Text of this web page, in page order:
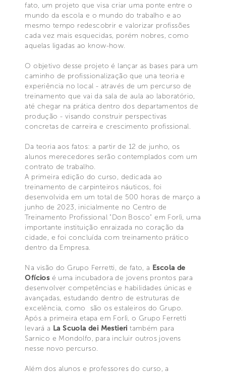
fato, um projeto que visa criar uma ponte entre o
mundo da escola e o mundo do trabalho e ao
mesmo tempo redescobrir e valorizar profissões
cada vez mais esquecidas, porém nobres, como
aquelas ligadas ao know-how.
O objetivo desse projeto é lançar as bases para um
caminho de profissionalização que una teoria e
experiência no local - através de um percurso de
treinamento que vai da sala de aula ao laboratório,
até chegar na prática dentro dos departamentos de
produção - visando construir perspectivas
concretas de carreira e crescimento profissional.
Da teoria aos fatos: a partir de 12 de junho, os
alunos merecedores serão contemplados com um
contrato de trabalho.
A primeira edição do curso, dedicada ao
treinamento de carpinteiros náuticos, foi
desenvolvida em um total de 500 horas de março a
junho de 2023, inicialmente no Centro de
Treinamento Profissional "Don Bosco" em Forlì, uma
importante instituição enraizada no coração da
cidade, e foi concluída com treinamento prático
dentro da Empresa.
Na visão do Grupo Ferretti, de fato, a Escola de
Ofícios é uma incubadora de jovens prontos para
desenvolver competências e habilidades únicas e
avançadas, estudando dentro de estruturas de
excelência, como são os estaleiros do Grupo.
Após a primeira etapa em Forlì, o Grupo Ferretti
levará a La Scuola dei Mestieri também para
Sarnico e Mondolfo, para incluir outros jovens
nesse novo percurso.
Além dos alunos e professores do curso, a